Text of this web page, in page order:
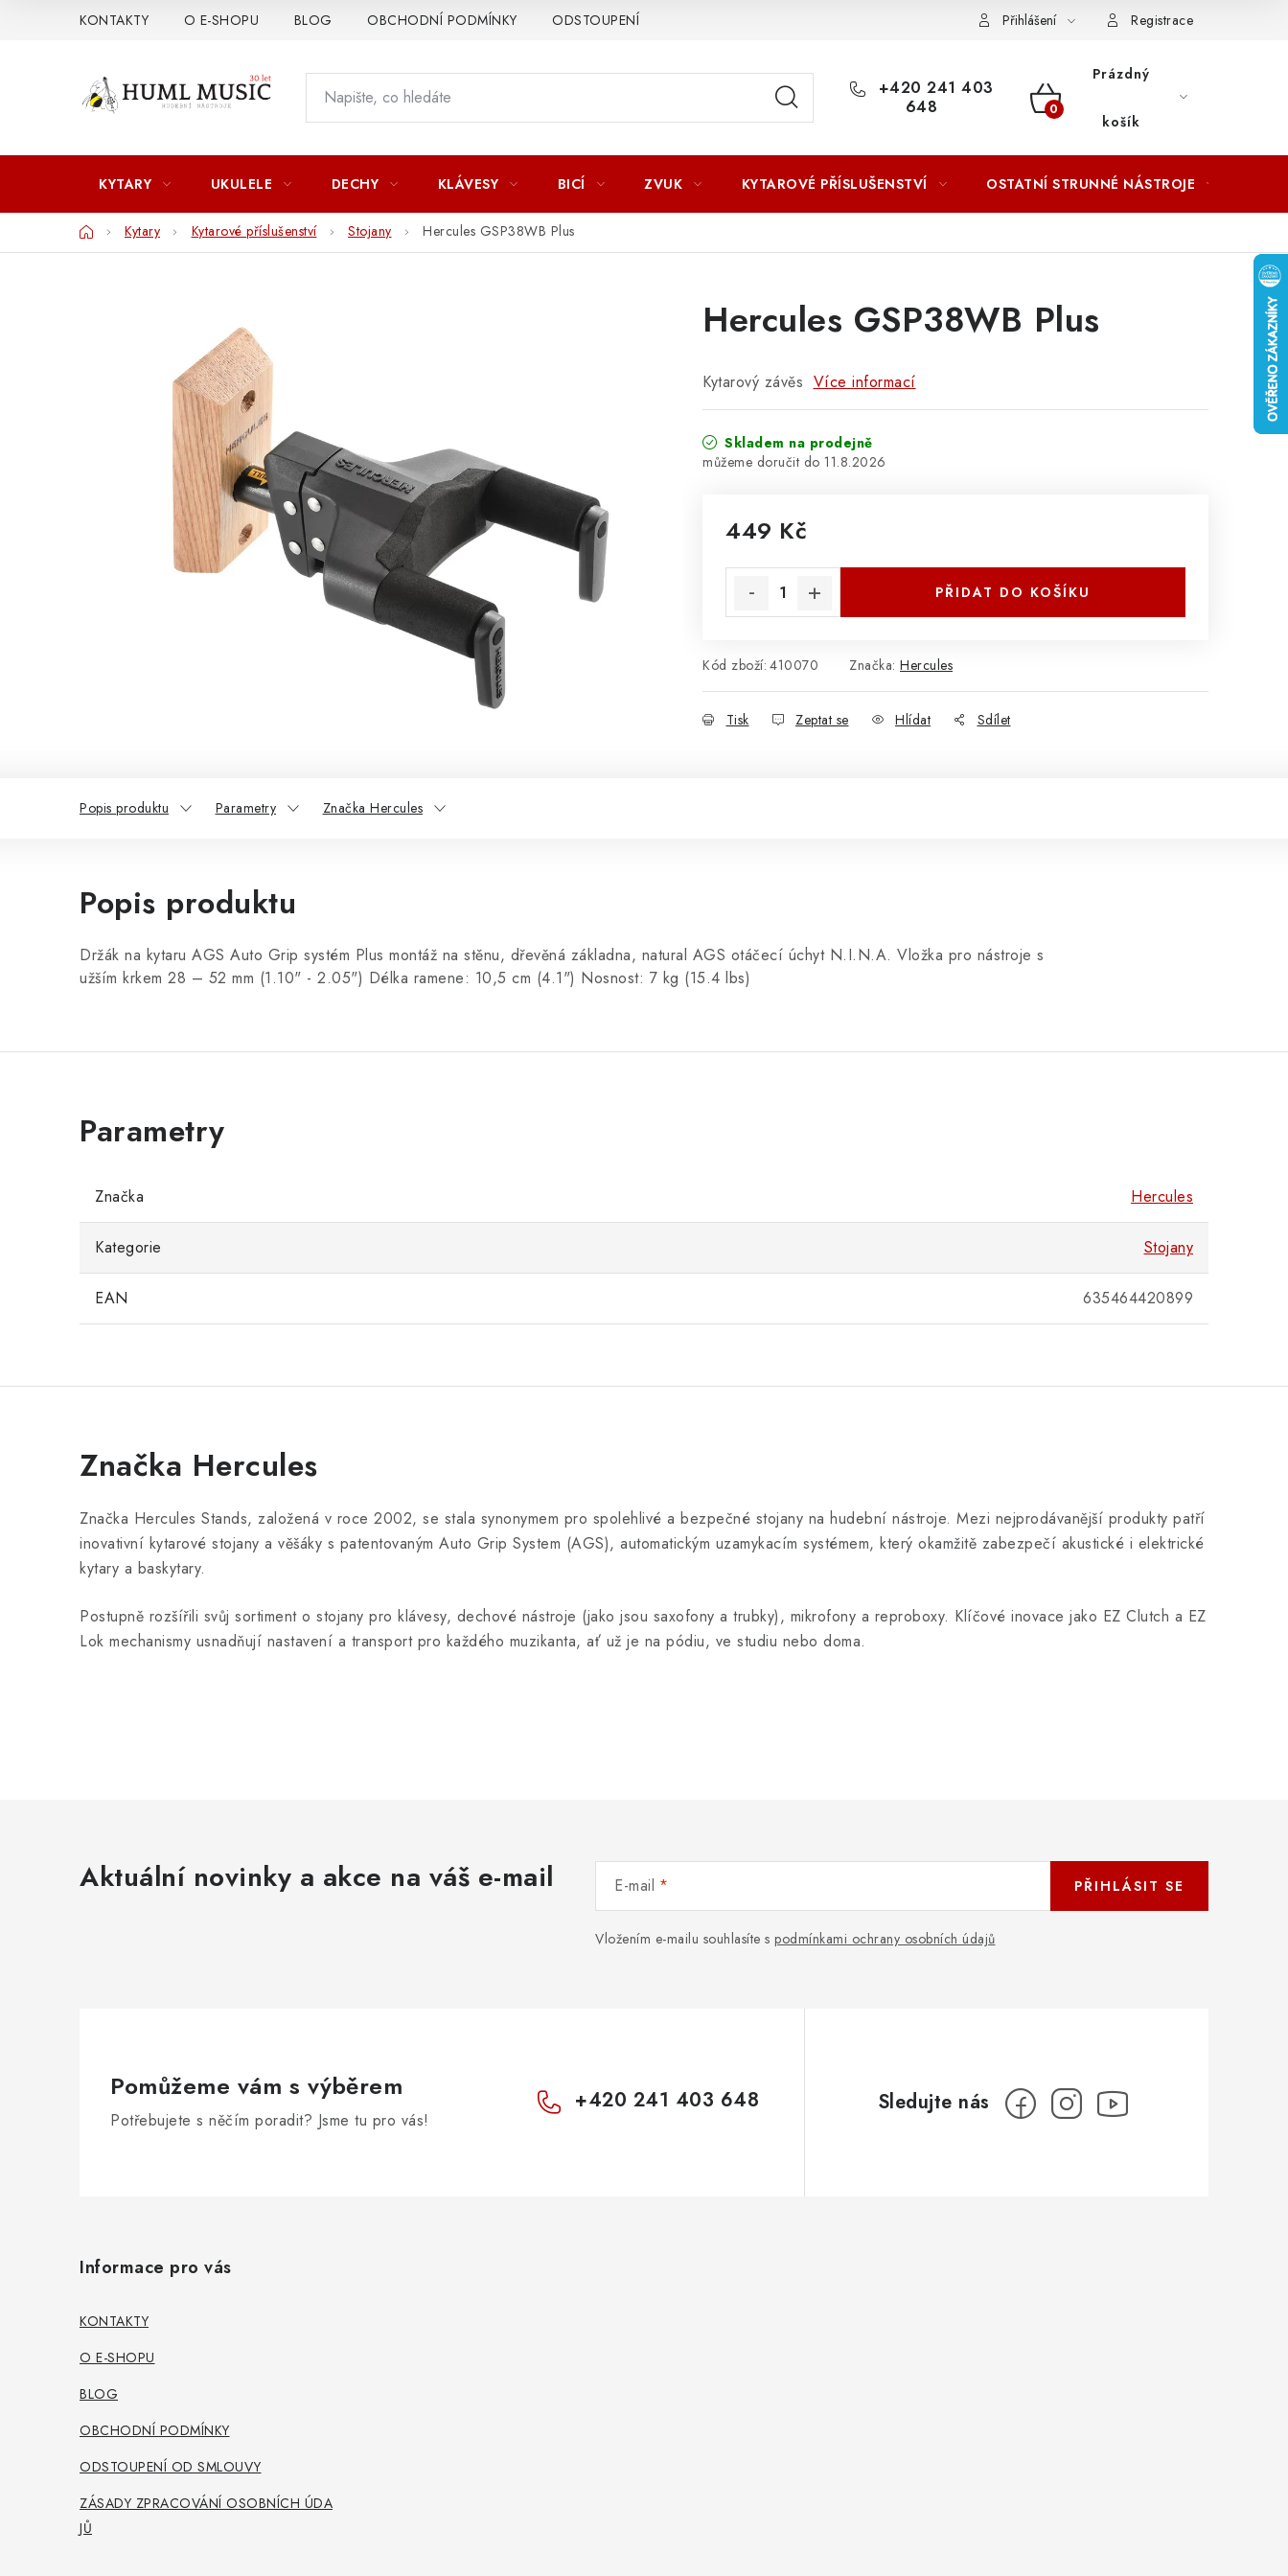
KONTAKTY O E-SHOPU BLOG OBCHODNÍ PODMÍNKY ODSTOUPENÍ OD SMLOUVY ZÁSADY ZPRACOVÁNÍ OSOBNÍCH ÚDAJŮ
Přihlášení Registrace
+420 241 403
648
NÁKUPNÍ
Prázdný
košík
KYTARY UKULELE DECHY KLÁVESY BICÍ ZVUK KYTAROVÉ PŘÍSLUŠENSTVÍ OSTATNÍ STRUNNÉ NÁSTROJE
DomůKytary Kytarové příslušenství Stojany Hercules GSP38WB Plus
Hercules GSP38WB Plus
Kytarový závěs Více informací
Skladem na prodejně
11.8.2026
449 Kč
PŘIDAT DO KOŠÍKU
Kód zboží: 410070 Značka: Hercules
Tisk Zeptat se Hlídat Sdílet
Popis produktu Parametry Značka Hercules
Popis produktu
Držák na kytaru AGS Auto Grip systém Plus montáž na stěnu, dřevěná základna, natural AGS otáčecí úchyt N.I.N.A. Vložka pro nástroje s
užším krkem 28 – 52 mm (1.10" - 2.05") Délka ramene: 10,5 cm (4.1") Nosnost: 7 kg (15.4 lbs)
Značka Hercules
Kategorie Stojany
EAN 635464420899
Značka Hercules
Značka Hercules Stands, založená v roce 2002, se stala synonymem pro spolehlivé a bezpečné stojany na hudební nástroje. Mezi nejprodávanější produkty patří
inovativní kytarové stojany a věšáky s patentovaným Auto Grip System (AGS), automatickým uzamykacím systémem, který okamžitě zabezpečí akustické i elektrické
kytary a baskytary.
Postupně rozšířili svůj sortiment o stojany pro klávesy, dechové nástroje (jako jsou saxofony a trubky), mikrofony a reproboxy. Klíčové inovace jako EZ Clutch a EZ
Lok mechanismy usnadňují nastavení a transport pro každého muzikanta, ať už je na pódiu, ve studiu nebo doma.
Aktuální novinky a akce na váš e-mail E-mail
Vložením e-mailu souhlasíte s podmínkami ochrany osobních údajů
PŘIHLÁSIT SE
Pomůžeme vám s výběrem
Potřebujete s něčím poradit? Jsme tu pro vás!
+420 241 403 648
Informace pro vás
KONTAKTY
O E-SHOPU
BLOG
OBCHODNÍ PODMÍNKY
ODSTOUPENÍ OD SMLOUVY
ZÁSADY ZPRACOVÁNÍ OSOBNÍCH ÚDA
JŮ